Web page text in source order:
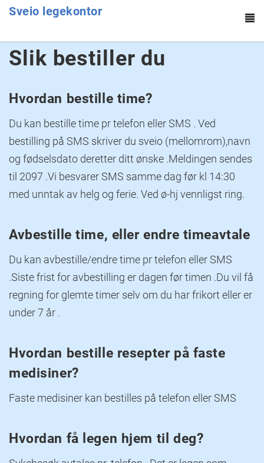
Hopp til hovedinnhold
Sveio legekontor
Slik bestiller du
Hvordan bestille time?
Du kan bestille time pr telefon eller SMS . Ved
bestilling på SMS skriver du sveio (mellomrom),navn
og fødselsdato deretter ditt ønske .Meldingen sendes
til 2097 .Vi besvarer SMS samme dag før kl 14:30
med unntak av helg og ferie. Ved ø-hj vennligst ring.
Avbestille time, eller endre timeavtale
Du kan avbestille/endre time pr telefon eller SMS
.Siste frist for avbestilling er dagen før timen .Du vil få
regning for glemte timer selv om du har frikort eller er
under 7 år .
Hvordan bestille resepter på faste
medisiner?
Faste medisiner kan bestilles på telefon eller SMS
Hvordan få legen hjem til deg?